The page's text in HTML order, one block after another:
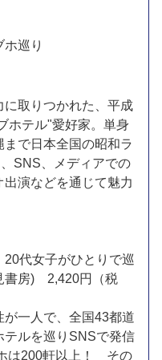
巡り
に取りつかれた、平成
ホテル"愛好家。単身
まで日本全国の昭和ラ
SNS、メディアでの
演などを通じて魅力
20代女子がひとりで巡
書房) 2,420円（税
が一人で、全国43都道
テルを巡りSNSで発信
は200軒以上！ その